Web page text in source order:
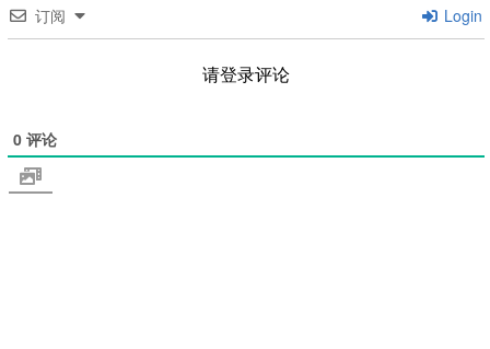
订阅 Login
请登录评论
0 评论